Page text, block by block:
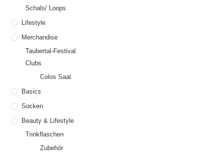
Schals/ Loops
Lifestyle
Merchandise
Taubertal-Festival
Clubs
Colos Saal
Basics
Socken
Beauty & Lifestyle
Trinkflaschen
Zubehör